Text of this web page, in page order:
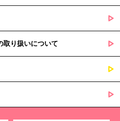
取り扱いについて